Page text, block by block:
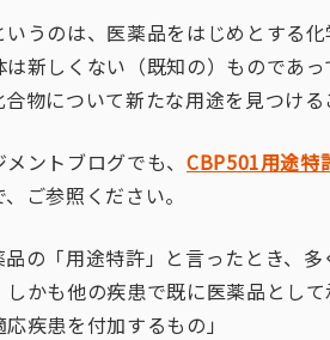
うのは、医薬品をはじめとする化
新しくない（既知の）ものであ
合物について新たな用途を見つけ
ントブログでも、 CBP501用途特
、ご参照ください。
品の「用途特許」と言ったとき、
しかも他の疾患で既に医薬品とし
疾患を付加するもの」